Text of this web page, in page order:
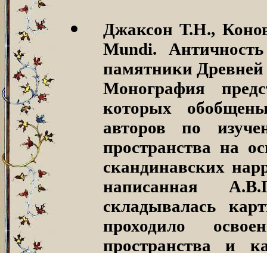
Джаксон Т.Н.,
Mundi.
памятники Древней
Монография
которых
авторов по
пространства на
скандинавских
написанная
складывалась
проходило
пространства и